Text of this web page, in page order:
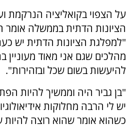
על הצפוי בקואליציה הנרקמת
הציונות הדתית בממשלה אומר
"למפלגת הציונות הדתית יש
מהלכים שגם אני מאוד מעוניין
להיעשות בשום שכל ובזהירות".
"בן גביר היה וממשיך להיות
יש לי הרבה מחלוקות